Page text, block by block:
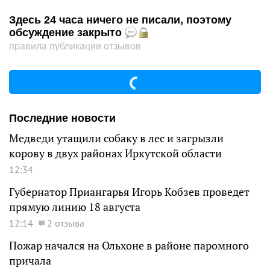
Здесь 24 часа ничего не писали, поэтому
обсуждение закрыто
правила публикации отзывов
Последние новости
Медведи утащили собаку в лес и загрызли
корову в двух районах Иркутской области
12:34
Губернатор Приангарья Игорь Кобзев проведет
прямую линию 18 августа
12:14 2 отзыва
Пожар начался на Ольхоне в районе паромного
причала